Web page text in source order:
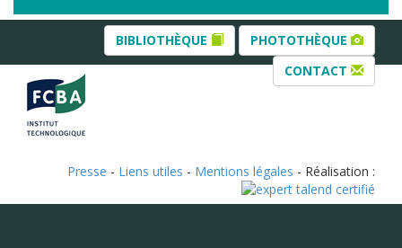
BIBLIOTHÈQUE
PHOTOTHÈQUE
CONTACT
Presse - Liens utiles - Mentions légales - Réalisation :